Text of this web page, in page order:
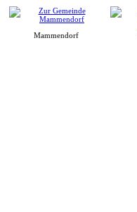
Mammendorf